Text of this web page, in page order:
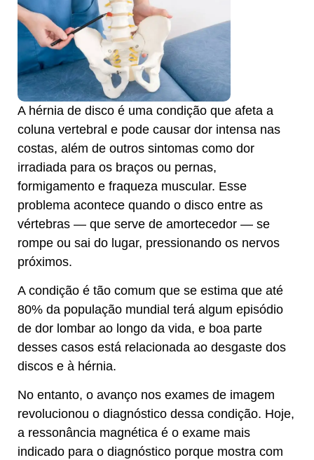
A hérnia de disco é uma condição que afeta a
coluna vertebral e pode causar dor intensa nas
costas, além de outros sintomas como dor
irradiada para os braços ou pernas,
formigamento e fraqueza muscular. Esse
problema acontece quando o disco entre as
vértebras — que serve de amortecedor — se
rompe ou sai do lugar, pressionando os nervos
próximos.
A condição é tão comum que se estima que até
80% da população mundial terá algum episódio
de dor lombar ao longo da vida, e boa parte
desses casos está relacionada ao desgaste dos
discos e à hérnia.
No entanto, o avanço nos exames de imagem
revolucionou o diagnóstico dessa condição. Hoje,
a ressonância magnética é o exame mais
indicado para o diagnóstico porque mostra com